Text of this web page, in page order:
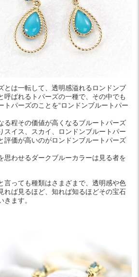
とは一転して、透明感溢れるロンドンブ
呼ばれるトパーズの一種で、その中でも
トパーズのことを“ロンドンブルートパー
る程その価値が高くなるブルートパーズ
スイス、スカイ、ロンドンブルートパー
評価が高いのがロンドンブルートパーズ
思わせるダークブルーカラーは見る者を
言っても種類はさまざまで、透明感や色
ば見るほど、知れば知るほどその宝石
ます。